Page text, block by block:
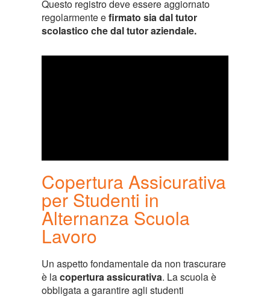
Questo registro deve essere aggiornato
regolarmente efirmato sia dal tutor
scolastico che dal tutor aziendale​.
Copertura Assicurativa
per Studenti in
Alternanza Scuola
Lavoro
Un aspetto fondamentale da non trascurare
è lacopertura assicurativa. La scuola è
obbligata a garantire agli studenti